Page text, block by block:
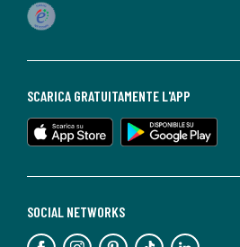
SOCIAL NETWORKS
SCARICA GRATUITAMENTE L'APP